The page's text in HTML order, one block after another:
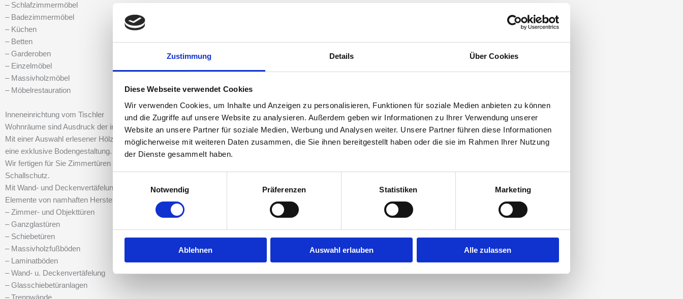
Zustimmung Details Über Cookies
Diese Webseite verwendet Cookies
Wir verwenden Cookies, um Inhalte und Anzeigen zu personalisieren, Funktionen für soziale Medien anbieten zu können
und die Zugriffe auf unsere Website zu analysieren. Außerdem geben wir Informationen zu Ihrer Verwendung unserer
Website an unsere Partner für soziale Medien, Werbung und Analysen weiter. Unsere Partner führen diese Informationen
möglicherweise mit weiteren Daten zusammen, die Sie ihnen bereitgestellt haben oder die sie im Rahmen Ihrer Nutzung
der Dienste gesammelt haben.
Notwendig
Präferenzen Statistiken Marketing
Ablehnen Auswahl erlauben Alle zulassen
– Schlafzimmermöbel
– Badezimmermöbel
– Küchen
– Betten
– Garderoben
– Einzelmöbel
– Massivholzmöbel
– Möbelrestauration
Inneneinrichtung vom Tischler
Wohnräume sind Ausdruck der individuellen Lebenseinstellung und des eigenen Anspruches.
Mit einer Auswahl erlesener Hölzer, diverser Verlegeoptiken und Oberflächen-Veredelungen eröffnen wir Ihnen mit Parkett und Massivholzdielen mehrere Möglichkeiten für
eine exklusive Bodengestaltung.
Wir fertigen für Sie Zimmertüren unter Einsatz verschiedener Materialien wie Holz, Glas und Metall sowie unter Beachtung der Anforderungen an Brand-, Rauch- und
Schallschutz.
Mit Wand- und Deckenvertäfelungen erhält ein Raum eine neue Atmosphäre. Wir fertigen Wand- und Deckenpaneele nach Ihren Wünschen oder Liefern und Montieren
Elemente von namhaften Herstellern.
– Zimmer- und Objekttüren
– Ganzglastüren
– Schiebetüren
– Massivholzfußböden
– Laminatböden
– Wand- u. Deckenvertäfelung
– Glasschiebetüranlagen
– Trennwände